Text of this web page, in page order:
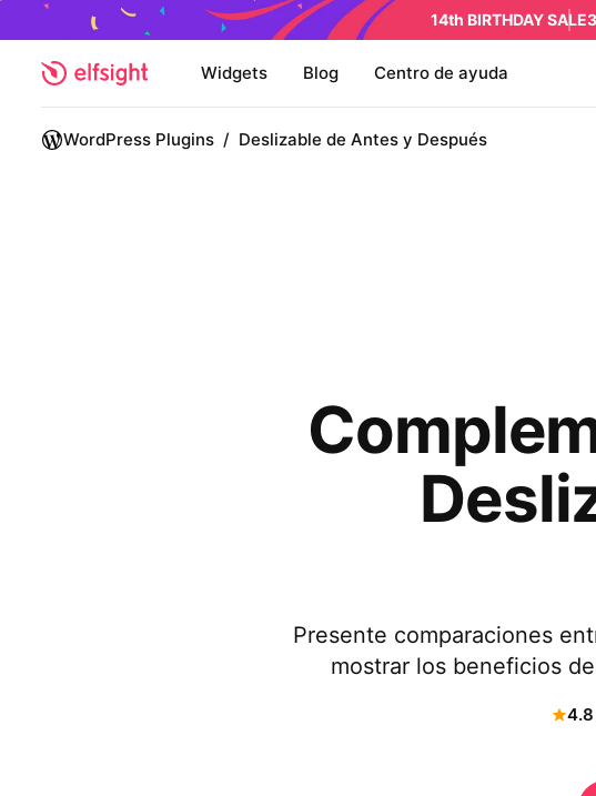
14th BIRTHDAY SALE
Widgets Blog Centro de ayuda
WordPress Plugins / Deslizable de Antes y Después
Presente comparaciones
mostrar los beneficios